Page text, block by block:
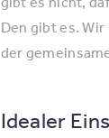
Den gibt es.
der
Idealer